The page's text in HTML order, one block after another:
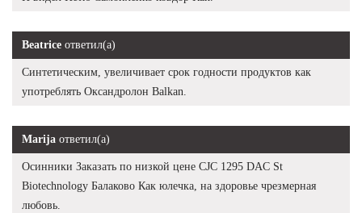
Beatrice ответил(а)
Синтетическим, увеличивает срок годности продуктов как
употреблять Оксандролон Balkan.
Marija ответил(а)
Осинники Заказать по низкой цене CJC 1295 DAC St
Biotechnology Балаково Как юлечка, на здоровье чрезмерная
любовь.